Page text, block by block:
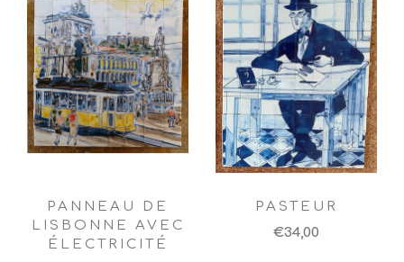
PANNEAU DE
LISBONNE AVEC
ÉLECTRICITÉ
PASTEUR
€34,00